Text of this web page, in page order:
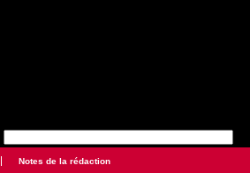
Notes de la rédaction